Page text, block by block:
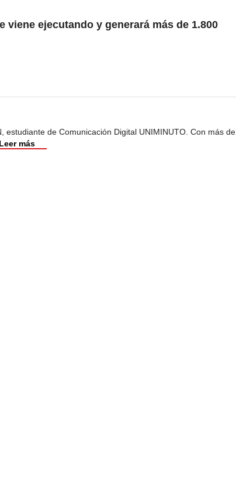
viene ejecutando y generará más de 1.800
estudiante de Comunicación Digital UNIMINUTO. Con más de
Leer más